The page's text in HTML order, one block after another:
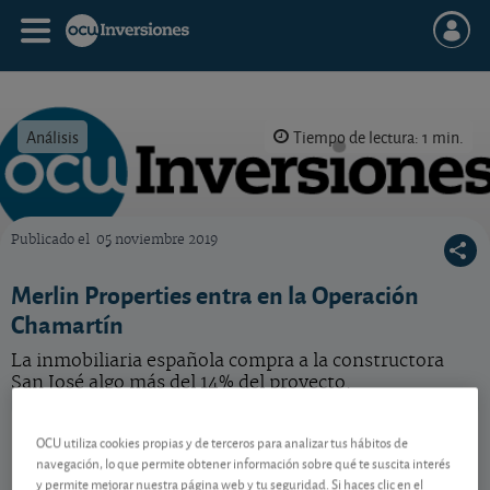
Análisis Tiempo de lectura: 1 min.
Publicado el 05 noviembre 2019
Merlin Properties entra en la Operación
Chamartín
La inmobiliaria española compra a la constructora
San José algo más del 14% del proyecto.
ES0105025003
07/08/2026 Madrid
-0,03 EUR (-0,20 %)
OCU utiliza cookies propias y de terceros para analizar tus hábitos de
navegación, lo que permite obtener información sobre qué te suscita interés
y permite mejorar nuestra página web y tu seguridad. Si haces clic en el